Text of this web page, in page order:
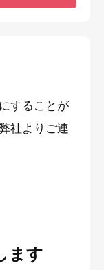
することが
社よりご連
ます